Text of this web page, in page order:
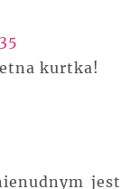
kurtka!
jest